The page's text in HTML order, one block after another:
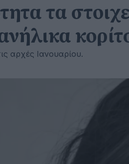
τα
αρχές Ιανουαρίου.